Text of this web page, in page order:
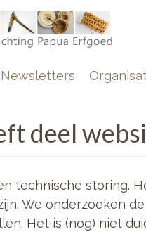
Newsletters
deel
technische storing.
We onderzoeken
Het is (nog) niet